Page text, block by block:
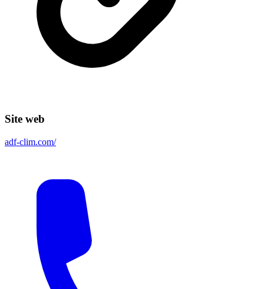
Site web
adf-clim.com/